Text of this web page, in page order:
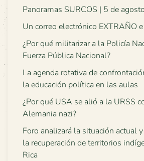
Panoramas SURCOS | 5 de
Un correo electrónico EXTRAÑO
¿Por qué militarizar a la Policía
Fuerza Pública Nacional?
La agenda rotativa de
la educación política en las aulas
¿Por qué USA se alió a la URSS
Alemania nazi?
Foro analizará la situación actual
la recuperación de territorios
Rica